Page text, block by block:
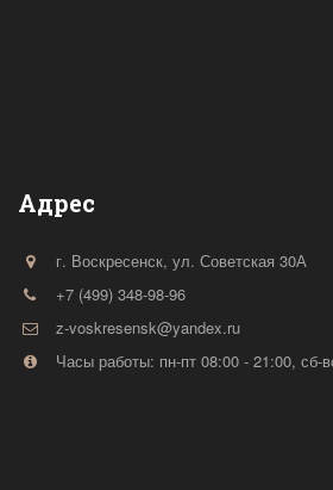
Адрес
г. Воскресенск, ул. Советская 30А
+7 (499) 348-98-96
z-voskresensk@yandex.ru
Часы работы: пн-пт 08:00 - 21:00, сб-